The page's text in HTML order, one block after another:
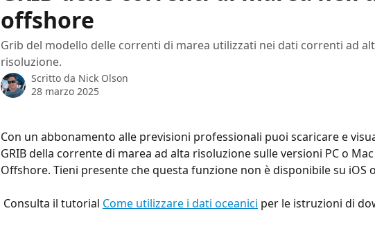
offshore
Grib del modello delle correnti di marea utilizzati nei dati correnti ad
risoluzione.
Scritto da Nick Olson
28 marzo 2025
Con un abbonamento alle previsioni professionali puoi scaricare e
GRIB della corrente di marea ad alta risoluzione sulle versioni PC o
Offshore. Tieni presente che questa funzione non è disponibile su iOS
Consulta il tutorial Come utilizzare i dati oceanici per le istruzioni di